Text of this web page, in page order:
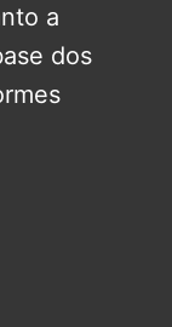
a
dos